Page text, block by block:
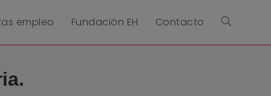
empleo Fundación EH Contacto